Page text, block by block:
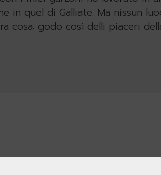
in quel di Galliate. Ma nissun
cosa: godo così delli piaceri